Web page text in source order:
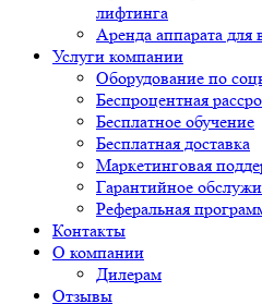
лифтинга
Аренда аппарата для
Услуги компании
Оборудование по
Беспроцентная
Бесплатное обучение
Бесплатная доставка
Маркетинговая
Гарантийное
Реферальная
Контакты
О компании
Дилерам
Отзывы